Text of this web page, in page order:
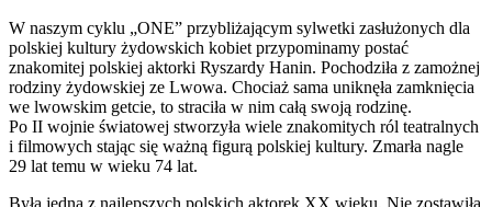
W naszym cyklu „ONE” przybliżającym sylwetki zasłużonych dla
polskiej kultury żydowskich kobiet przypominamy postać
znakomitej polskiej aktorki Ryszardy Hanin. Pochodziła z zamożnej
rodziny żydowskiej ze Lwowa. Chociaż sama uniknęła zamknięcia
we lwowskim getcie, to straciła w nim całą swoją rodzinę.
Po II wojnie światowej stworzyła wiele znakomitych ról teatralnych
i filmowych stając się ważną figurą polskiej kultury. Zmarła nagle
29 lat temu w wieku 74 lat.
Była jedną z najlepszych polskich aktorek XX wieku. Nie zostawiła